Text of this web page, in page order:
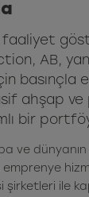
faaliyet
AB,
basınçla
ahşap
bir
ve
emprenye
ile